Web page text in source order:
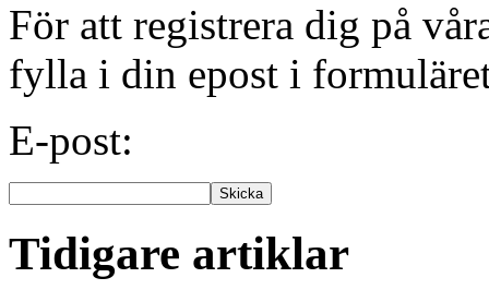
För att registrera dig på
fylla i din epost i
E-post:
Tidigare artiklar